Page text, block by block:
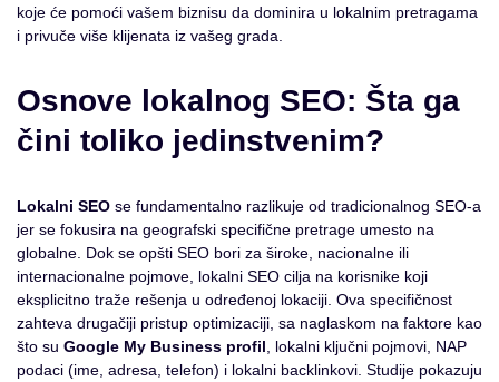
koje će pomoći vašem biznisu da dominira u lokalnim pretragama
i privuče više klijenata iz vašeg grada.
Osnove lokalnog SEO: Šta ga
čini toliko jedinstvenim?
Lokalni SEO se fundamentalno razlikuje od tradicionalnog SEO-a
jer se fokusira na geografski specifične pretrage umesto na
globalne. Dok se opšti SEO bori za široke, nacionalne ili
internacionalne pojmove, lokalni SEO cilja na korisnike koji
eksplicitno traže rešenja u određenoj lokaciji. Ova specifičnost
zahteva drugačiji pristup optimizaciji, sa naglaskom na faktore kao
što su Google My Business profil , lokalni ključni pojmovi, NAP
podaci (ime, adresa, telefon) i lokalni backlinkovi. Studije pokazuju